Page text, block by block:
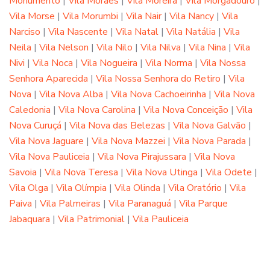
Vila Morse | Vila Morumbi | Vila Nair| Vila Nancy | Vila
Narciso | Vila Nascente | Vila Natal | Vila Natália | Vila
Neila | Vila Nelson | Vila Nilo | Vila Nilva | Vila Nina | Vila
Nivi | Vila Noca | Vila Nogueira | Vila Norma | Vila Nossa
Senhora Aparecida | Vila Nossa Senhora do Retiro | Vila
Nova | Vila Nova Alba | Vila Nova Cachoeirinha | Vila Nova
Caledonia | Vila Nova Carolina | Vila Nova Conceição | Vila
Nova Curuçá | Vila Nova das Belezas | Vila Nova Galvão |
Vila Nova Jaguare | Vila Nova Mazzei | Vila Nova Parada |
Vila Nova Pauliceia | Vila Nova Pirajussara | Vila Nova
Savoia | Vila Nova Teresa | Vila Nova Utinga | Vila Odete |
Vila Olga | Vila Olímpia | Vila Olinda | Vila Oratório | Vila
Paiva | Vila Palmeiras | Vila Paranaguá | Vila Parque
Jabaquara | Vila Patrimonial | Vila Pauliceia